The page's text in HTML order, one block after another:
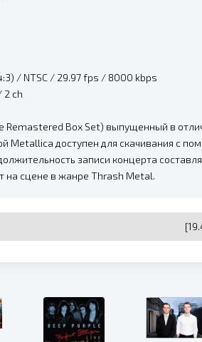
/ NTSC / 29.97 fps / 8000 kbps
2 ch
Remastered Box Set) выпущенный в
Metallica доступен для скачивания с
записи концерта
на сцене в жанре Thrash Metal.